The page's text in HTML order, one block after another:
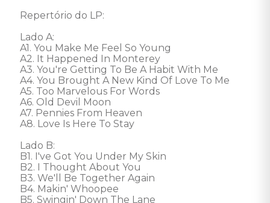
Repertório do LP:
Lado A:
A1. You Make Me Feel So Young
A2. It Happened In Monterey
A3. You're Getting To Be A Habit With Me
A4. You Brought A New Kind Of Love To Me
A5. Too Marvelous For Words
A6. Old Devil Moon
A7. Pennies From Heaven
A8. Love Is Here To Stay
Lado B:
B1. I've Got You Under My Skin
B2. I Thought About You
B3. We'll Be Together Again
B4. Makin' Whoopee
B5. Swingin' Down The Lane